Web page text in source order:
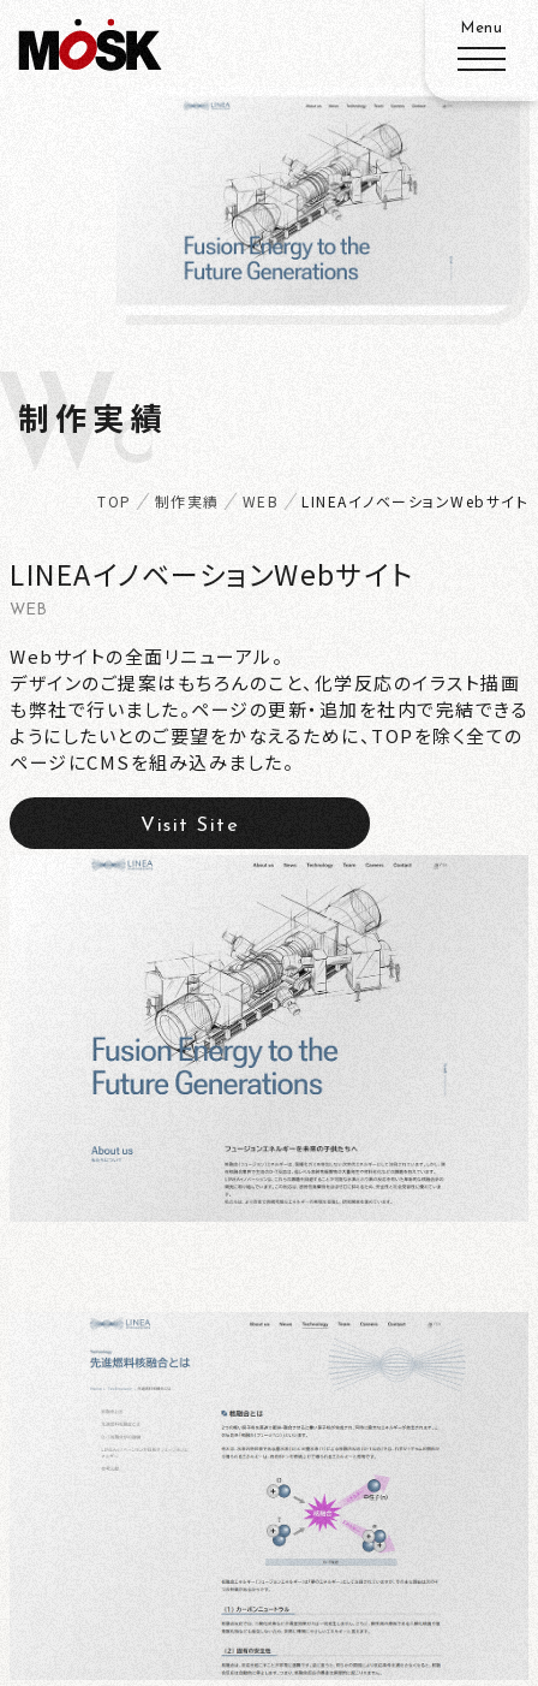
制作実績
ORKS
TOP 制作実績 WEB LINEAイノベーションWebサイト
LINEAイノベーションWebサイト
WEB
Webサイトの全面リニューアル。
デザインのご提案はもちろんのこと、化学反応のイラスト描画
も弊社で行いました。ページの更新・追加を社内で完結できる
ようにしたいとのご要望をかなえるために、TOPを除く全ての
ページにCMSを組み込みました。
Visit Site
SERVICE
ADVANTAGE
RECRUIT
CONTACT
NEWS
PRIVACY